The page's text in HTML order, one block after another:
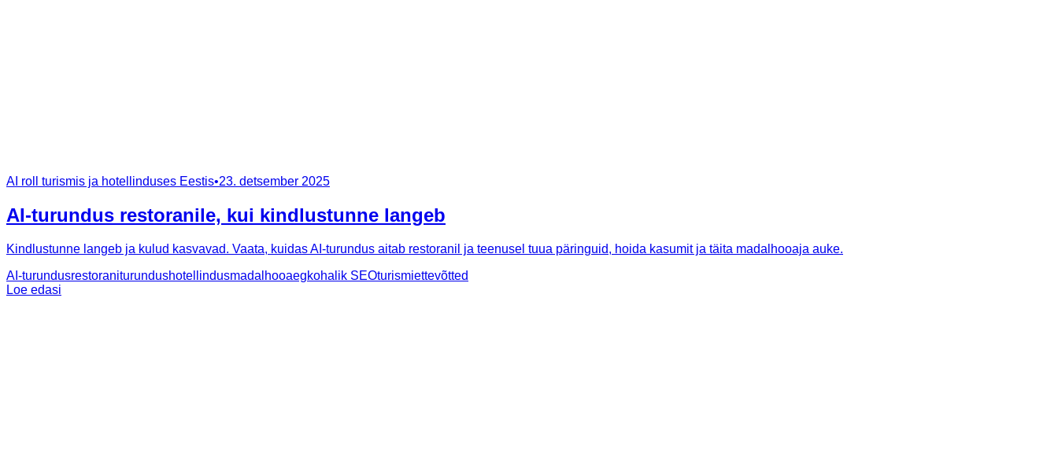
AI roll turismis ja hotellinduses Eestis•23. detsember 2025
AI-turundus restoranile, kui kindlustunne langeb
Kindlustunne langeb ja kulud kasvavad. Vaata, kuidas AI-turundus aitab restoranil ja teenusel tuua päringuid, hoida kasumit ja täita madalhooaja auke.
AI-turundusrestoraniturundushotellindusmadalhooaegkohalik SEOturismiettevõtted
Loe edasi